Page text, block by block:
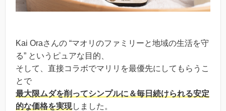
Kai Oraさんの “マオリのファミリーと地域の生活を守
る” というピュアな目的、
そして、直接コラボでマリリを最優先にしてもらうこ
とで
最大限ムダを削ってシンプルに＆毎日続けられる安定
的な価格を実現しました。